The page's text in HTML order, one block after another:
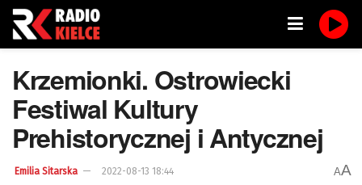
Krzemionki. Ostrowiecki
Festiwal Kultury
Prehistorycznej i Antycznej
Emilia Sitarska 2022-08-13 18:44 AA